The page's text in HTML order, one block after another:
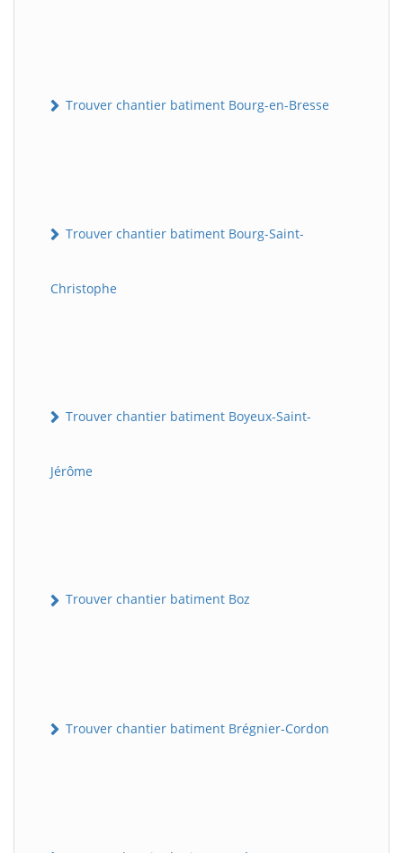
Trouver chantier batiment Bourg-en-Bresse
Trouver chantier batiment Bourg-Saint-
Christophe
Trouver chantier batiment Boyeux-Saint-
Jérôme
Trouver chantier batiment Boz
Trouver chantier batiment Brégnier-Cordon